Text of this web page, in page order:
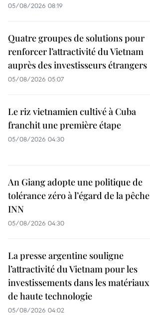
05/08/2026 08:19
Quatre groupes de solutions pour
renforcer l’attractivité du Vietnam
auprès des investisseurs étrangers
05/08/2026 05:07
Le riz vietnamien cultivé à Cuba
franchit une première étape
05/08/2026 04:30
An Giang adopte une politique de
tolérance zéro à l’égard de la pêche
INN
05/08/2026 04:30
La presse argentine souligne
l’attractivité du Vietnam pour les
investissements dans les matériaux
de haute technologie
05/08/2026 04:02